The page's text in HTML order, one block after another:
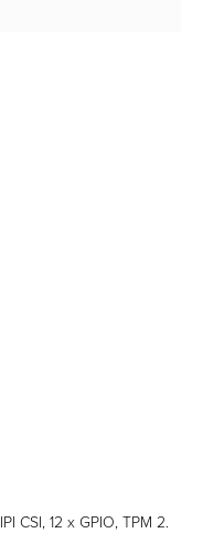
CSI, 12 x GPIO, TPM 2.